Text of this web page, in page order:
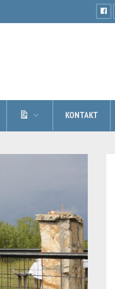
DOKUMENTIKONTAKT